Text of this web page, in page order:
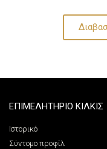
ΕΠΙΜΕΛΗΤΗΡΙΟ ΚΙΛΚΙΣ
Ιστορικό
Σύντομο προφίλ